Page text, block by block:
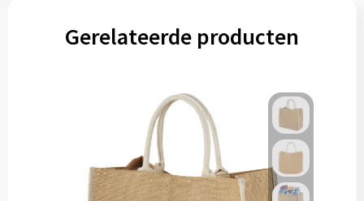
Verpakkingen
Gerelateerde producten